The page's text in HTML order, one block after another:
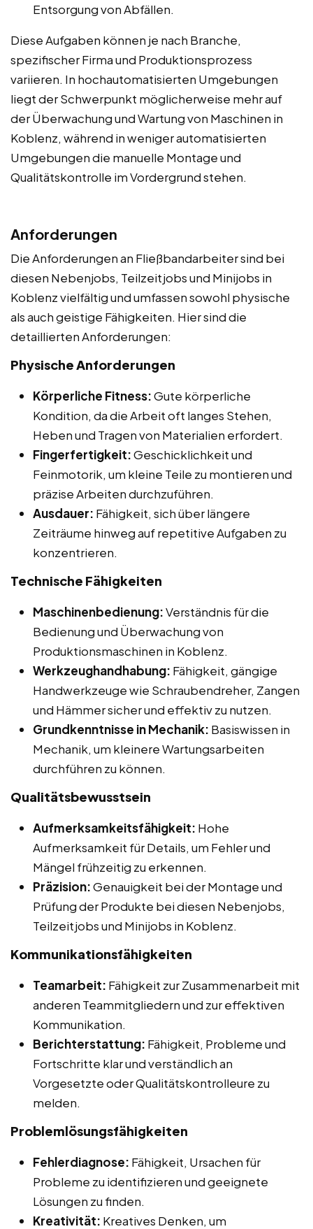
Entsorgung von Abfällen.
Diese Aufgaben können je nach Branche,
spezifischer Firma und Produktionsprozess
variieren. In hochautomatisierten Umgebungen
liegt der Schwerpunkt möglicherweise mehr auf
der Überwachung und Wartung von Maschinen in
Koblenz, während in weniger automatisierten
Umgebungen die manuelle Montage und
Qualitätskontrolle im Vordergrund stehen.
Anforderungen
Die Anforderungen an Fließbandarbeiter sind bei
diesen Nebenjobs, Teilzeitjobs und Minijobs in
Koblenz vielfältig und umfassen sowohl physische
als auch geistige Fähigkeiten. Hier sind die
detaillierten Anforderungen:
Physische Anforderungen
Körperliche Fitness:Gute körperliche
Kondition, da die Arbeit oft langes Stehen,
Heben und Tragen von Materialien erfordert.
Fingerfertigkeit:Geschicklichkeit und
Feinmotorik, um kleine Teile zu montieren und
präzise Arbeiten durchzuführen.
Ausdauer: Fähigkeit, sich über längere
Zeiträume hinweg auf repetitive Aufgaben zu
konzentrieren.
Technische Fähigkeiten
Maschinenbedienung:Verständnis für die
Bedienung und Überwachung von
Produktionsmaschinen in Koblenz.
Werkzeughandhabung: Fähigkeit, gängige
Handwerkzeuge wie Schraubendreher, Zangen
und Hämmer sicher und effektiv zu nutzen.
Grundkenntnisse in Mechanik: Basiswissen in
Mechanik, um kleinere Wartungsarbeiten
durchführen zu können.
Qualitätsbewusstsein
Aufmerksamkeitsfähigkeit: Hohe
Aufmerksamkeit für Details, um Fehler und
Mängel frühzeitig zu erkennen.
Präzision:Genauigkeit bei der Montage und
Prüfung der Produkte bei diesen Nebenjobs,
Teilzeitjobs und Minijobs in Koblenz.
Kommunikationsfähigkeiten
Teamarbeit: Fähigkeit zur Zusammenarbeit mit
anderen Teammitgliedern und zur effektiven
Kommunikation.
Berichterstattung: Fähigkeit, Probleme und
Fortschritte klar und verständlich an
Vorgesetzte oder Qualitätskontrolleure zu
melden.
Problemlösungsfähigkeiten
Fehlerdiagnose: Fähigkeit, Ursachen für
Probleme zu identifizieren und geeignete
Lösungen zu finden.
Kreativität: Kreatives Denken, um